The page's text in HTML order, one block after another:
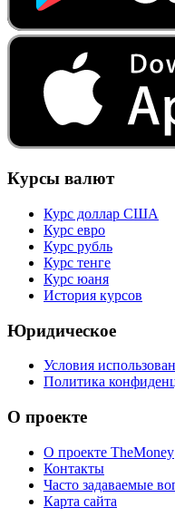
Курсы валют
Курс доллар США
Курс евро
Курс рубль
Курс тенге
Курс юаня
История курсов
Юридическое
Условия
Политика
О проекте
О проекте TheMoney
Контакты
Часто задаваемые
Карта сайта